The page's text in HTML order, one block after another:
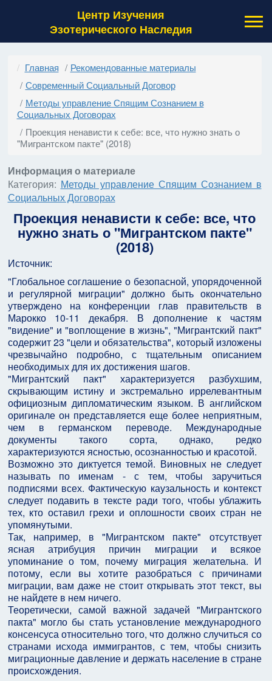
Центр Изучения
Эзотерического Наследия
Главная
Рекомендованные материалы
Современный Социальный Договор
Методы управление Спящим Сознанием в
Социальных Договорах
Проекция ненависти к себе: все, что нужно знать о
"Мигрантском пакте" (2018)
Информация о материале
Категория: Методы управление Спящим Сознанием в
Социальных Договорах
Проекция ненависти к себе: все, что
нужно знать о "Мигрантском пакте"
(2018)
Источник:
"Глобальное соглашение о безопасной, упорядоченной
и регулярной миграции" должно быть окончательно
утверждено на конференции глав правительств в
Марокко 10-11 декабря. В дополнение к частям
"видение" и "воплощение в жизнь", "Мигрантский пакт"
содержит 23 "цели и обязательства", который изложены
чрезвычайно подробно, с тщательным описанием
необходимых для их достижения шагов.
"Мигрантский пакт" характеризуется разбухшим,
скрывающим истину и экстремально иррелевантным
официозным дипломатическим языком. В английском
оригинале он представляется еще более неприятным,
чем в германском переводе. Международные
документы такого сорта, однако, редко
характеризуются ясностью, осознанностью и красотой.
Возможно это диктуется темой. Виновных не следует
называть по именам - с тем, чтобы заручиться
подписями всех. Фактическую каузальность и контекст
следует подавить в тексте ради того, чтобы ублажить
тех, кто оставил грехи и оплошности своих стран не
упомянутыми.
Так, например, в "Мигрантском пакте" отсутствует
ясная атрибуция причин миграции и всякое
упоминание о том, почему миграция желательна. И
потому, если вы хотите разобраться с причинами
миграции, вам даже не стоит открывать этот текст, вы
не найдете в нем ничего.
Теоретически, самой важной задачей "Мигрантского
пакта" могло бы стать установление международного
консенсуса относительно того, что должно случиться со
странами исхода иммигрантов, с тем, чтобы снизить
миграционные давление и держать население в стране
происхождения.